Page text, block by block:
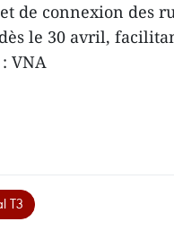
de connexion des
le 30 avril,
VNA
T3